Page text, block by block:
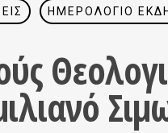
ΗΜΕΡΟΛΌΓΙΟ